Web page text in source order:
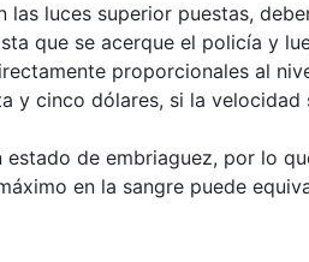
luces superior puestas,
que se acerque el policía y
proporcionales al
y cinco dólares, si la
de embriaguez, por lo
en la sangre puede